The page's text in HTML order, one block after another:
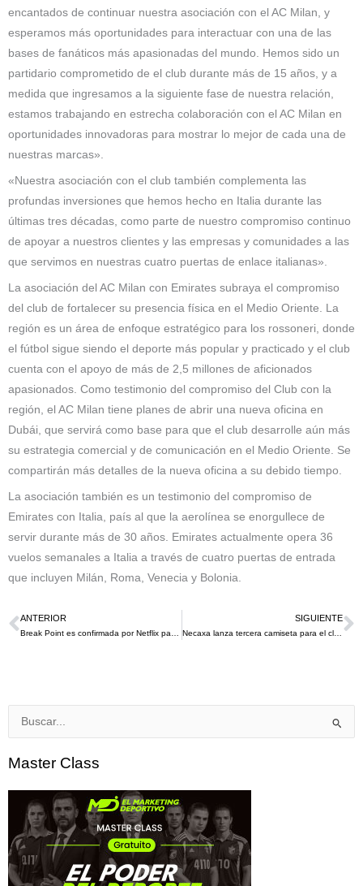
encantados de continuar nuestra asociación con el AC Milan, y
esperamos más oportunidades para interactuar con una de las
bases de fanáticos más apasionadas del mundo. Hemos sido un
partidario comprometido de el club durante más de 15 años, y a
medida que ingresamos a la siguiente fase de nuestra relación,
estamos trabajando en estrecha colaboración con el AC Milan en
oportunidades innovadoras para mostrar lo mejor de cada una de
nuestras marcas».
«Nuestra asociación con el club también complementa las
profundas inversiones que hemos hecho en Italia durante las
últimas tres décadas, como parte de nuestro compromiso continuo
de apoyar a nuestros clientes y las empresas y comunidades a las
que servimos en nuestras cuatro puertas de enlace italianas».
La asociación del AC Milan con Emirates subraya el compromiso
del club de fortalecer su presencia física en el Medio Oriente. La
región es un área de enfoque estratégico para los rossoneri, donde
el fútbol sigue siendo el deporte más popular y practicado y el club
cuenta con el apoyo de más de 2,5 millones de aficionados
apasionados. Como testimonio del compromiso del Club con la
región, el AC Milan tiene planes de abrir una nueva oficina en
Dubái, que servirá como base para que el club desarrolle aún más
su estrategia comercial y de comunicación en el Medio Oriente. Se
compartirán más detalles de la nueva oficina a su debido tiempo.
La asociación también es un testimonio del compromiso de
Emirates con Italia, país al que la aerolínea se enorgullece de
servir durante más de 30 años. Emirates actualmente opera 36
vuelos semanales a Italia a través de cuatro puertas de entrada
que incluyen Milán, Roma, Venecia y Bolonia.
Ant
ANTERIOR SIGUIENTE
Necaxa lanza tercera camiseta para el clausura 2023 en homenaje a Don Ramón del «Chavo del Ocho»￼
Buscar
Master Class